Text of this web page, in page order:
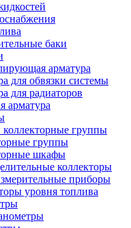
баки
арматура
для обвязки системы
для радиаторов
арматура
группы
группы
шкафы
коллекторы
приборы
уровня топлива